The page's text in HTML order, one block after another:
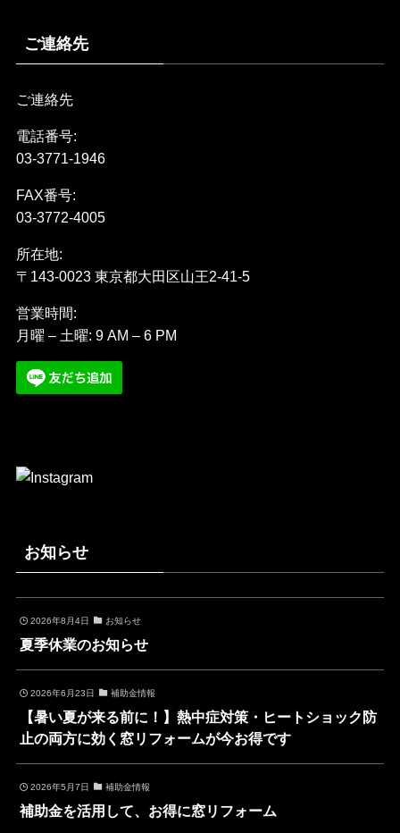
ご連絡先
ご連絡先
電話番号:
03-3771-1946
FAX番号:
03-3772-4005
所在地:
〒143-0023 東京都大田区山王2-41-5
営業時間:
月曜 – 土曜: 9 AM – 6 PM
お知らせ
2026年8月4日 お知らせ
夏季休業のお知らせ
2026年6月23日 補助金情報
【暑い夏が来る前に！】熱中症対策・ヒートショック防
止の両方に効く窓リフォームが今お得です
2026年5月7日 補助金情報
補助金を活用して、お得に窓リフォーム